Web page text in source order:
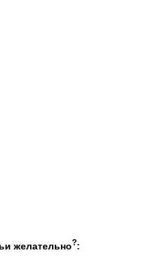
желательно?: